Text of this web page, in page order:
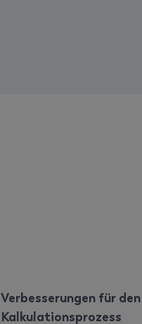
Verbesserungen für den
Kalkulationsprozess